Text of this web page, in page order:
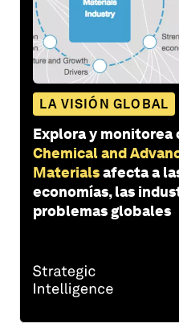
LA VISIÓN GLOBAL
Explora y monitorea
Chemical and
Materialsafecta a
economías, las
problemas globales